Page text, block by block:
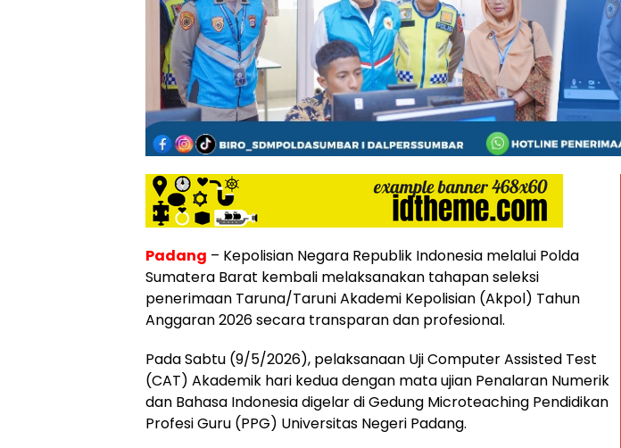
Padang – Kepolisian Negara Republik Indonesia melalui Polda
Sumatera Barat kembali melaksanakan tahapan seleksi
penerimaan Taruna/Taruni Akademi Kepolisian (Akpol) Tahun
Anggaran 2026 secara transparan dan profesional.
Pada Sabtu (9/5/2026), pelaksanaan Uji Computer Assisted Test
(CAT) Akademik hari kedua dengan mata ujian Penalaran Numerik
dan Bahasa Indonesia digelar di Gedung Microteaching Pendidikan
Profesi Guru (PPG) Universitas Negeri Padang.